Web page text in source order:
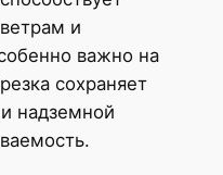
и
важно на
сохраняет
надземной